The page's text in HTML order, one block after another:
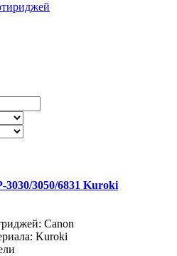
3050/6831 Kuroki
Canon
Kuroki